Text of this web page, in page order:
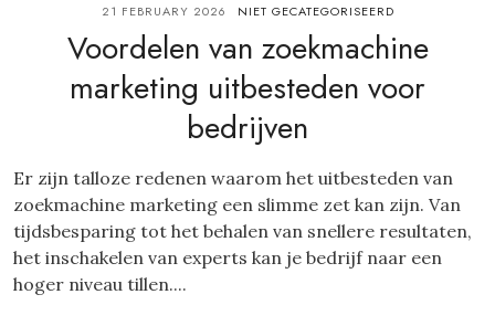
21 FEBRUARY 2026 NIET GECATEGORISEERD
Voordelen van zoekmachine
marketing uitbesteden voor
bedrijven
Er zijn talloze redenen waarom het uitbesteden van
zoekmachine marketing een slimme zet kan zijn. Van
tijdsbesparing tot het behalen van snellere resultaten,
het inschakelen van experts kan je bedrijf naar een
hoger niveau tillen....